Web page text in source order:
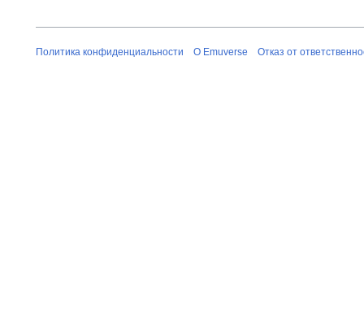
Политика конфиденциальности О Emuverse Отказ от